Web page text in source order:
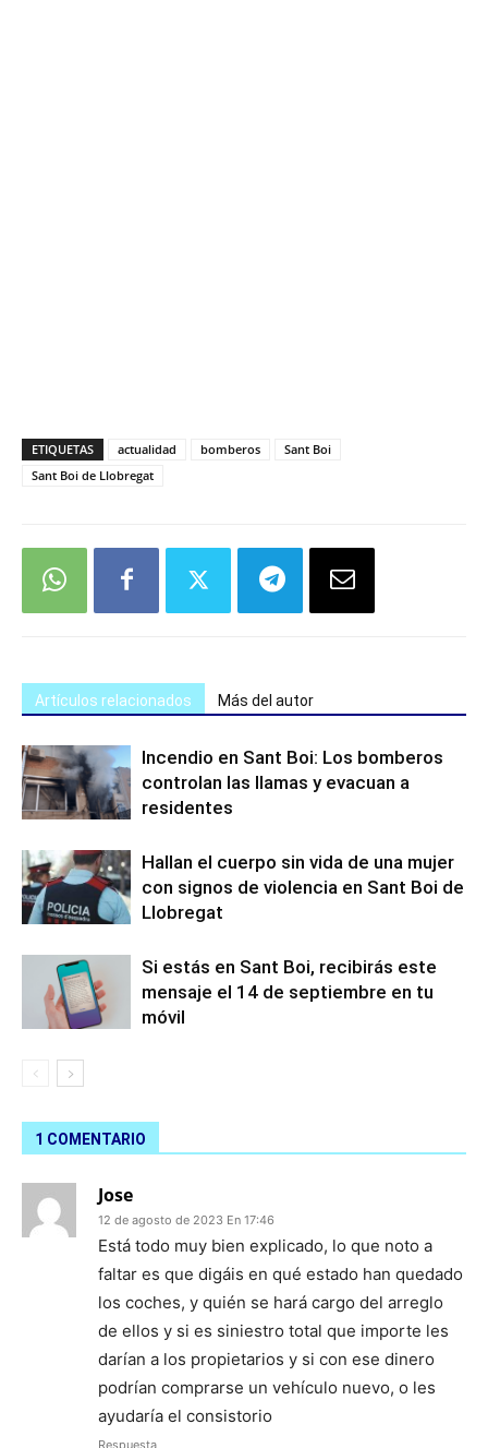
ETIQUETAS actualidad bomberos
Sant Boi
Sant Boi de Llobregat
Artículos relacionados Más del autor
Incendio en Sant Boi: Los bomberos
controlan las llamas y evacuan a
residentes
Hallan el cuerpo sin vida de una mujer
con signos de violencia en Sant Boi de
Llobregat
Si estás en Sant Boi, recibirás este
mensaje el 14 de septiembre en tu
móvil
1 COMENTARIO
Jose
12 de agosto de 2023 En 17:46
Está todo muy bien explicado, lo que noto a
faltar es que digáis en qué estado han quedado
los coches, y quién se hará cargo del arreglo
de ellos y si es siniestro total que importe les
darían a los propietarios y si con ese dinero
podrían comprarse un vehículo nuevo, o les
ayudaría el consistorio
Respuesta